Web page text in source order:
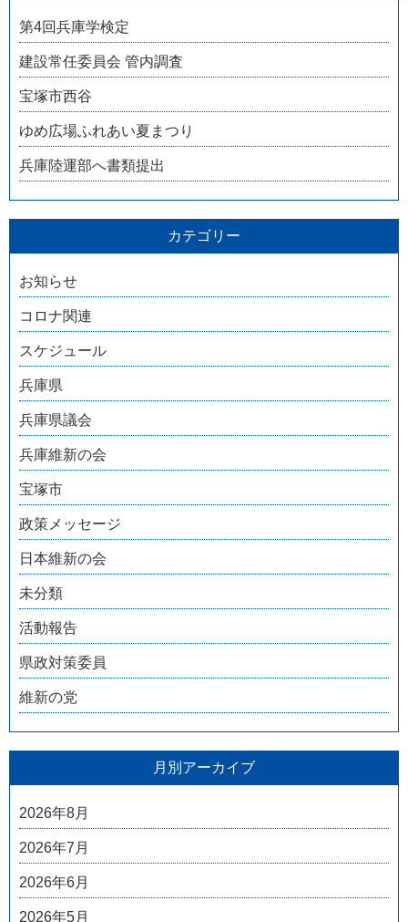
第4回兵庫学検定
建設常任委員会 管内調査
宝塚市西谷
ゆめ広場ふれあい夏まつり
兵庫陸運部へ書類提出
カテゴリー
お知らせ
コロナ関連
スケジュール
兵庫県
兵庫県議会
兵庫維新の会
宝塚市
政策メッセージ
日本維新の会
未分類
活動報告
県政対策委員
維新の党
月別アーカイブ
2026年8月
2026年7月
2026年6月
2026年5月